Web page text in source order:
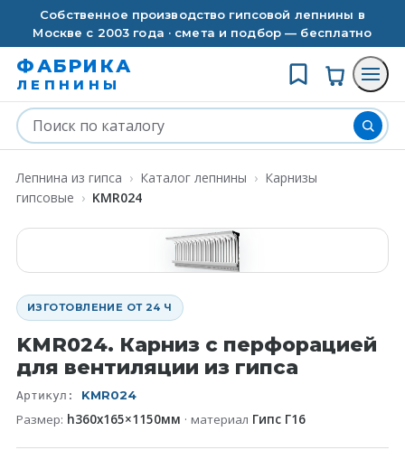
Собственное производство гипсовой лепнины в
Москве с 2003 года · смета и подбор — бесплатно
ФАБРИКА
ЛЕПНИНЫ
Лепнина из гипса › Каталог лепнины › Карнизы
гипсовые › KMR024
ИЗГОТОВЛЕНИЕ ОТ 24 Ч
KMR024. Карниз с перфорацией
для вентиляции из гипса
Артикул: KMR024
Размер: h360x165×1150мм · материал Гипс Г16